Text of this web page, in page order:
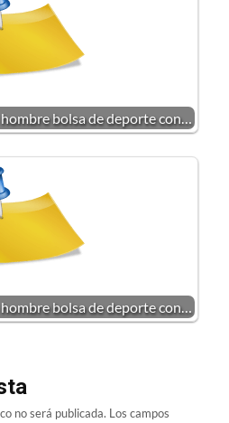
bolsa de deporte con…
bolsa de deporte con…
no será publicada. Los campos